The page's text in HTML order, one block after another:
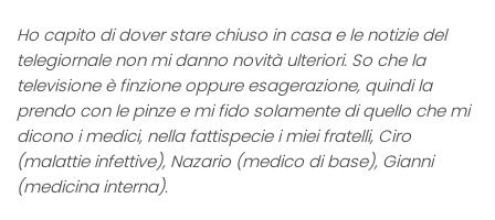
Ho capito di dover stare chiuso in casa e le notizie del
telegiornale non mi danno novità ulteriori. So che la
televisione è finzione oppure esagerazione, quindi la
prendo con le pinze e mi fido solamente di quello che mi
dicono i medici, nella fattispecie i miei fratelli, Ciro
(malattie infettive), Nazario (medico di base), Gianni
(medicina interna).